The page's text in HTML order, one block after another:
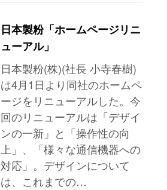
日本製粉「ホームページリニ
ューアル」
日本製粉(株)(社長 小寺春樹)
は4月1日より同社のホームペ
ージをリニューアルした。今
回のリニューアルは「デザイ
ンの一新」と「操作性の向
上」、「様々な通信機器への
対応」。デザインについて
は、これまでの…